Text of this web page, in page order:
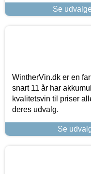
Se
WintherVin.dk er en
snart 11 år har
kvalitetsvin til priser
deres udvalg.
Se